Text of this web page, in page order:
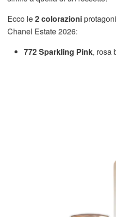
Ecco le2 colorazioni
Chanel Estate 2026:
772 Sparkling Pink, rosa